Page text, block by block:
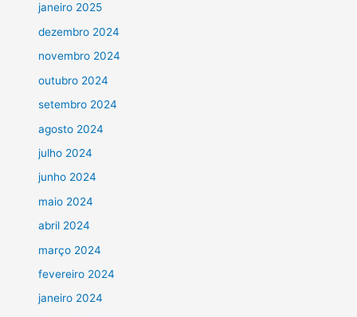
janeiro 2025
dezembro 2024
novembro 2024
outubro 2024
setembro 2024
agosto 2024
julho 2024
junho 2024
maio 2024
abril 2024
março 2024
fevereiro 2024
janeiro 2024